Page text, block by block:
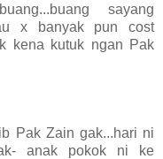
sayang
x banyak pun cost
kena kutuk ngan Pak
Pak Zain gak...hari ni
anak pokok ni ke